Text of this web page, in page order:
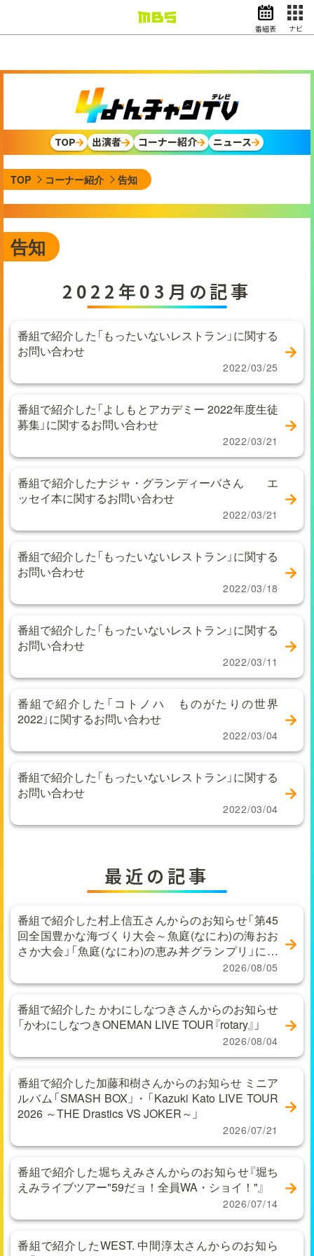
ドラマ
スポーツ
動画イズム ニュース
天気・防災
映画 アナウンサー
EN 検索 番組表
番組表 ナビ
TOP 出演者 コーナー紹介 ニュース
TOP コーナー紹介 告知
告知
2022年03月の記事
番組で紹介した「もったいないレストラン」に関する
お問い合わせ
2022/03/25
番組で紹介した「よしもとアカデミー 2022年度生徒
募集」に関するお問い合わせ
2022/03/21
番組で紹介したナジャ・グランディーバさん エ
ッセイ本に関するお問い合わせ
2022/03/21
番組で紹介した「もったいないレストラン」に関する
お問い合わせ
2022/03/18
番組で紹介した「もったいないレストラン」に関する
お問い合わせ
2022/03/11
番組で紹介した「コトノハ ものがたりの世界
2022」に関するお問い合わせ
2022/03/04
番組で紹介した「もったいないレストラン」に関する
お問い合わせ
2022/03/04
最近の記事
番組で紹介した村上信五さんからのお知らせ「第45
回全国豊かな海づくり大会～魚庭(なにわ)の海おお
さか大会」「魚庭(なにわ)の恵み丼グランプリ」に関
2026/08/05
番組で紹介した かわにしなつきさんからのお知らせ
「かわにしなつきONEMAN LIVE TOUR『rotary』」
2026/08/04
番組で紹介した加藤和樹さんからのお知らせ ミニア
ルバム「SMASH BOX」・「Kazuki Kato LIVE TOUR
2026 ～THE Drastics VS JOKER～」
2026/07/21
番組で紹介した堀ちえみさんからのお知らせ『堀ち
えみライブツアー"59だョ！全員WA・ショイ！"』
2026/07/14
番組で紹介したWEST. 中間淳太さんからのお知ら